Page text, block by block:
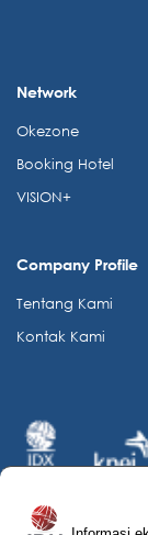
Network
Okezone
Booking Hotel
VISION+
Company Profile
Tentang Kami
Kontak Kami